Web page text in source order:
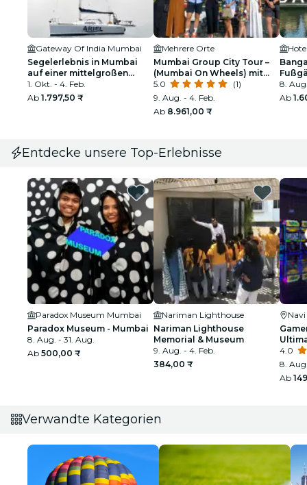
Gateway Of India Mumbai
Segelerlebnis in Mumbai
auf einer mittelgroßen
Yacht
1. Okt. - 4. Feb.
Ab 1.797,50 ₹
Mehrere Orte
Mumbai Group City Tour –
(Mumbai On Wheels) mit
staatlich lizenziertem Guide
5.0
(1)
9. Aug. - 4. Feb.
Ab 8.961,00 ₹
8.
Ab
Entdecke unsere Top-Erlebnisse
Paradox Museum Mumbai
Paradox Museum - Mumbai
8. Aug. - 31. Aug.
Ab 500,00 ₹
Nariman Lighthouse
Nariman Lighthouse
Memorial & Museum
9. Aug. - 4. Feb.
384,00 ₹
4.0
8.
Ab
Verwandte Kategorien